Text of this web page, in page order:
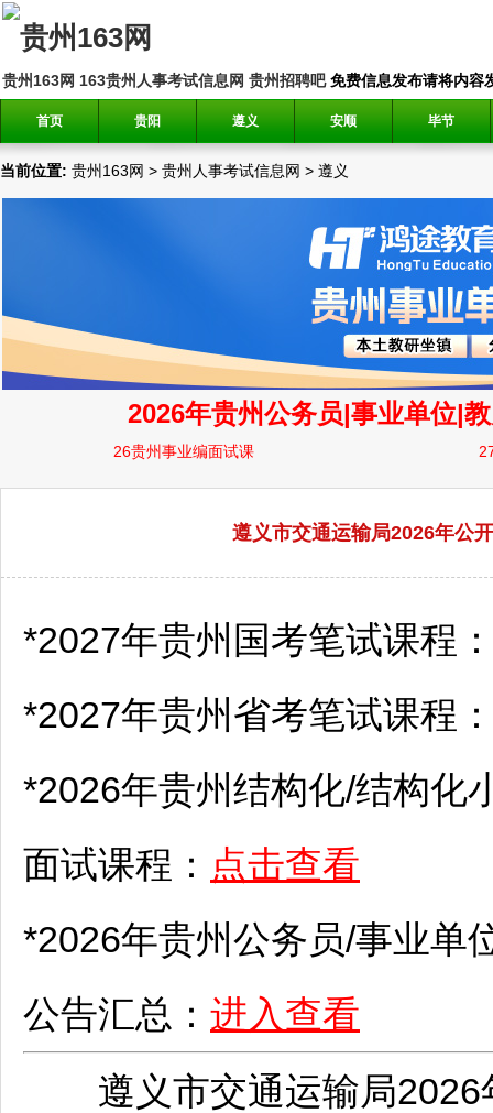
贵州163网 163贵州人事考试信息网 贵州招聘吧免费信息发布请将内容
首页 贵阳 遵义 安顺 毕节
当前位置: 贵州163网 > 贵州人事考试信息网 > 遵义
遵义市交通运输局2026年公
*2027年贵州国考笔试课程
*2027年贵州省考笔试课程
*2026年贵州结构化/结构化
面试课程： 点击查看
*2026年贵州公务员/事业单
公告汇总： 进入查看
遵义市交通运输局2026